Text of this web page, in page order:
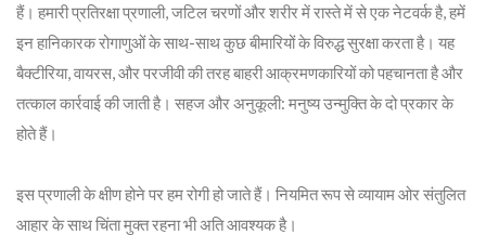
हैं। हमारी प्रतिरक्षा प्रणाली, जटिल चरणों और शरीर में रास्ते में से एक नेटवर्क है, हमें
इन हानिकारक रोगाणुओं के साथ-साथ कुछ बीमारियों के विरुद्ध सुरक्षा करता है। यह
बैक्टीरिया, वायरस, और परजीवी की तरह बाहरी आक्रमणकारियों को पहचानता है और
तत्काल कार्रवाई की जाती है। सहज और अनुकूली: मनुष्य उन्मुक्ति के दो प्रकार के
होते हैं।
इस प्रणाली के क्षीण होने पर हम रोगी हो जाते हैं। नियमित रूप से व्यायाम ओर संतुलित
आहार के साथ चिंता मुक्त रहना भी अति आवश्यक है।